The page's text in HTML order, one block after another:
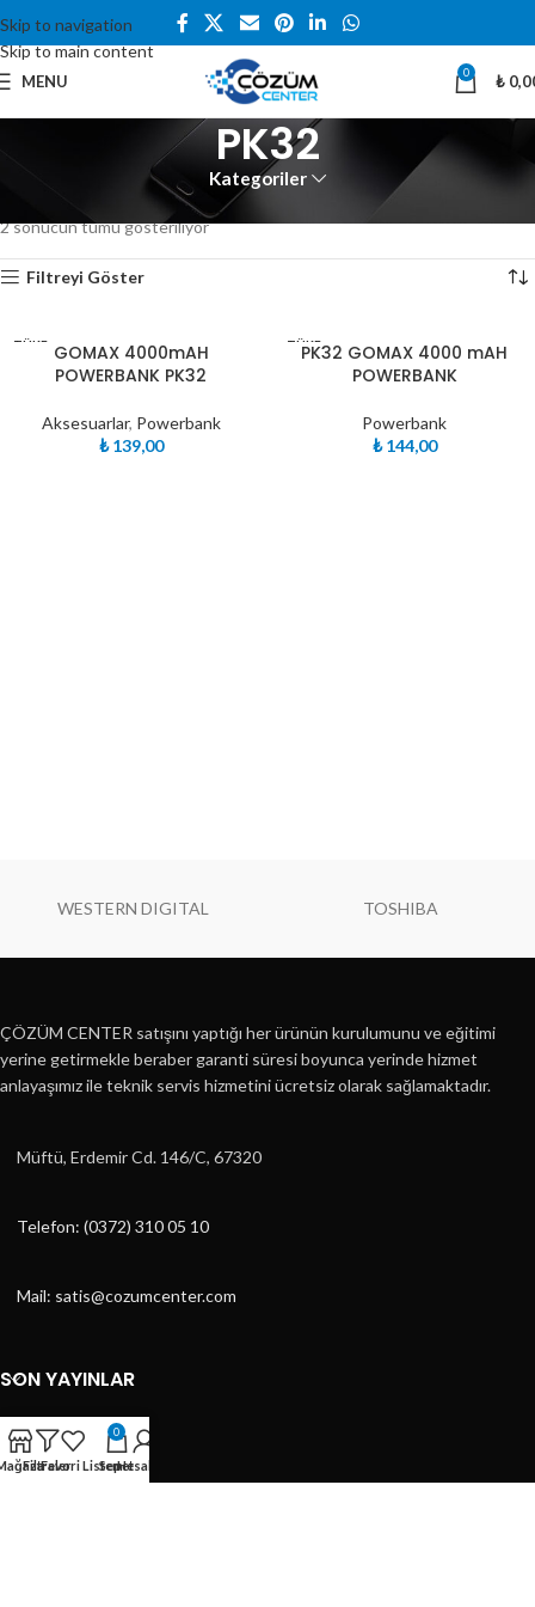
Skip to navigation
Skip to main content
MENU 0 ₺
PK32
Kategoriler
Ürünler “PK32” olarak etiketlendi
2 sonucun tümü gösteriliyor
Filtreyi Göster
TÜKE GOMAX 4000mAH
POWERBANK PK32
Aksesuarlar, Powerbank
₺139,00
TÜKE
NDI
PK32 GOMAX 4000 mAH
POWERBANK
Powerbank
₺144,00
WESTERN DIGITAL TOSHIBA
ÇÖZÜM CENTER satışını yaptığı her ürünün kurulumunu ve eğitimi
yerine getirmekle beraber garanti süresi boyunca yerinde hizmet
anlayaşımız ile teknik servis hizmetini ücretsiz olarak sağlamaktadır.
Müftü, Erdemir Cd. 146/C, 67320
Telefon: (0372) 310 05 10
Mail: satis@cozumcenter.com
SON YAYINLAR
KATEGORILER
KATEGORILER
Filtreler
Favori Listem
0
SepetHesabım